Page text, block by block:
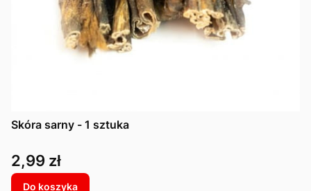
Skóra sarny - 1 sztuka
Cena
2,99 zł
Do koszyka